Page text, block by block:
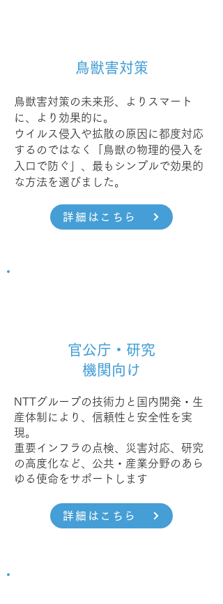
鳥獣害対策
鳥獣害対策の未来形、よりスマート
に、より効果的に。
ウイルス侵入や拡散の原因に都度対応
するのではなく「鳥獣の物理的侵入を
入口で防ぐ」、最もシンプルで効果的
な方法を選びました。
詳細はこちら
官公庁・研究
機関向け
NTTグループの技術力と国内開発・生
産体制により、信頼性と安全性を実
現。
重要インフラの点検、災害対応、研究
の高度化など、公共・産業分野のあら
ゆる使命をサポートします
詳細はこちら